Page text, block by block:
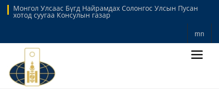
Монгол Улсаас Бүгд Найрамдах Солонгос Улсын Пусан
хотод суугаа Консулын газар
mn